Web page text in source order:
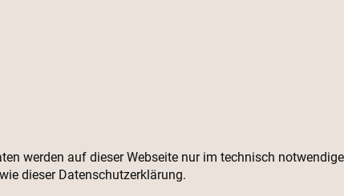
werden auf dieser Webseite nur im technisch
dieser Datenschutzerklärung.